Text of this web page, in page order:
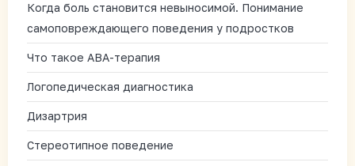
Когда боль становится невыносимой. Понимание
самоповреждающего поведения у подростков
Что такое АВА-терапия
Логопедическая диагностика
Дизартрия
Стереотипное поведение